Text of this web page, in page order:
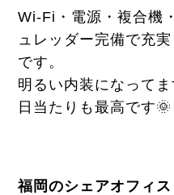
Wi-Fi・電源・複合機
ュレッダー完備で充
です。
明るい内装になってま
日当たりも最高です🌞
福岡のシェアオフィ